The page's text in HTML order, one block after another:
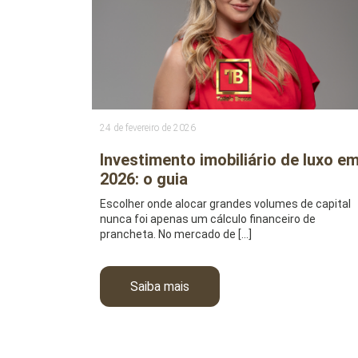
24 de fevereiro de 2026
Investimento imobiliário de luxo
2026: o guia
Escolher onde alocar grandes volumes de capital
nunca foi apenas um cálculo financeiro de
prancheta. No mercado de […]
Saiba mais